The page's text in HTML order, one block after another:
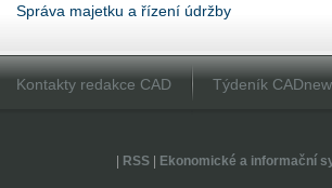
Správa majetku a řízení údržby
Kontakty redakce CAD Týdeník
RSS| Ekonomické a informační